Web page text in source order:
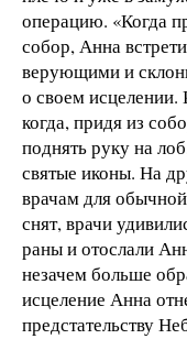
операцию. «Когда
собор, Анна
верующими и
о своем исцелении.
когда, придя из
поднять руку на
святые иконы. На
врачам для
снят, врачи
раны и отослали
незачем больше
исцеление Анна
предстательству